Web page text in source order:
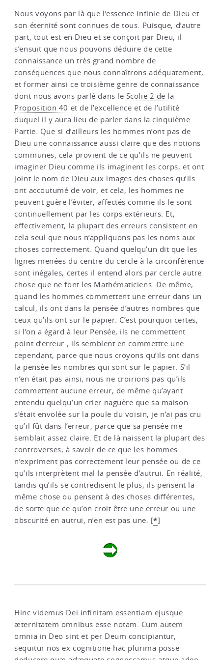
Nous voyons par là que l’essence infinie de Dieu et
son éternité sont connues de tous. Puisque, d’autre
part, tout est en Dieu et se conçoit par Dieu, il
s’ensuit que nous pouvons déduire de cette
connaissance un très grand nombre de
conséquences que nous connaîtrons adéquatement,
et former ainsi ce troisième genre de connaissance
dont nous avons parlé dans le Scolie 2 de la
Proposition 40 et de l’excellence et de l’utilité
duquel il y aura lieu de parler dans la cinquième
Partie. Que si d’ailleurs les hommes n’ont pas de
Dieu une connaissance aussi claire que des notions
communes, cela provient de ce qu’ils ne peuvent
imaginer Dieu comme ils imaginent les corps, et ont
joint le nom de Dieu aux images des choses qu’ils
ont accoutumé de voir, et cela, les hommes ne
peuvent guère l’éviter, affectés comme ils le sont
continuellement par les corps extérieurs. Et,
effectivement, la plupart des erreurs consistent en
cela seul que nous n’appliquons pas les noms aux
choses correctement. Quand quelqu’un dit que les
lignes menées du centre du cercle à la circonférence
sont inégales, certes il entend alors par cercle autre
chose que ne font les Mathématiciens. De même,
quand les hommes commettent une erreur dans un
calcul, ils ont dans la pensée d’autres nombres que
ceux qu’ils ont sur le papier. C’est pourquoi certes,
si l’on a égard à leur Pensée, ils ne commettent
point d’erreur ; ils semblent en commettre une
cependant, parce que nous croyons qu’ils ont dans
la pensée les nombres qui sont sur le papier. S’il
n’en était pas ainsi, nous ne croirions pas qu’ils
commettent aucune erreur, de même qu’ayant
entendu quelqu’un crier naguère que sa maison
s’était envolée sur la poule du voisin, je n’ai pas cru
qu’il fût dans l’erreur, parce que sa pensée me
semblait assez claire. Et de là naissent la plupart des
controverses, à savoir de ce que les hommes
n’expriment pas correctement leur pensée ou de ce
qu’ils interprètent mal la pensée d’autrui. En réalité,
tandis qu’ils se contredisent le plus, ils pensent la
même chose ou pensent à des choses différentes,
de sorte que ce qu’on croit être une erreur ou une
obscurité en autrui, n’en est pas une. [*]
Hinc videmus Dei infinitam essentiam ejusque
æternitatem omnibus esse notam. Cum autem
omnia in Deo sint et per Deum concipiantur,
sequitur nos ex cognitione hac plurima posse